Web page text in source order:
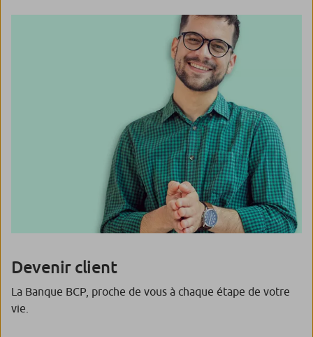
Devenir client
La Banque BCP, proche de vous à chaque étape de votre
vie.